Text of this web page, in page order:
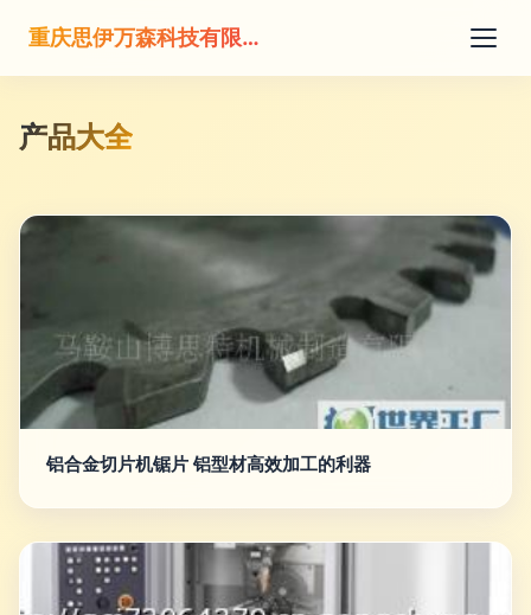
重庆思伊万森科技有限公司
产品大全
铝合金切片机锯片 铝型材高效加工的利器